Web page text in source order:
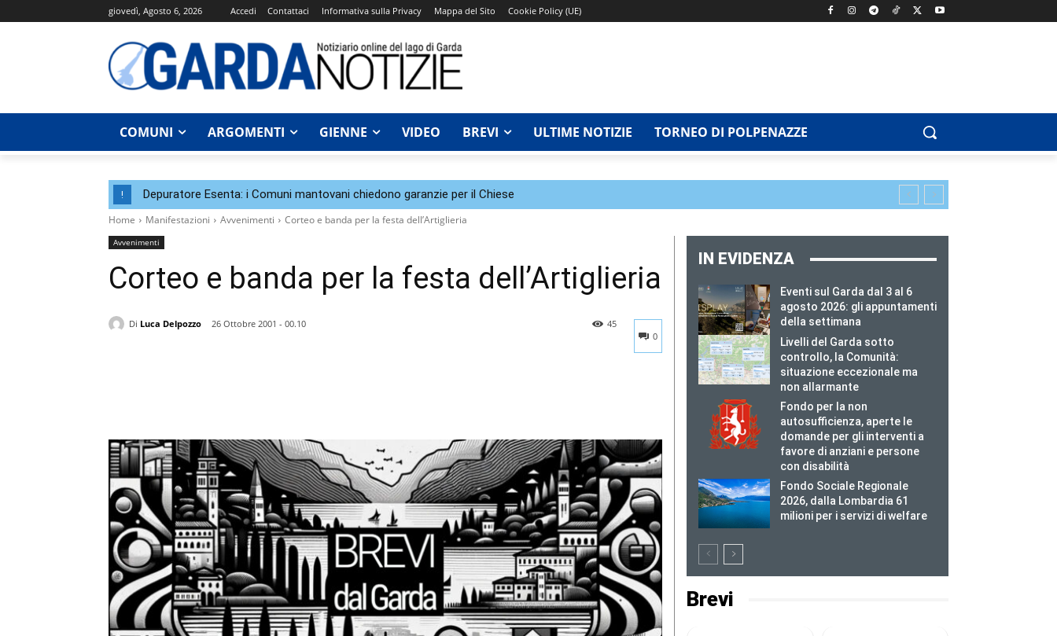
giovedì, Agosto 6, 2026 Accedi Contattaci Informativa sulla Privacy Mappa del Sito Cookie Policy (UE)
COMUNI ARGOMENTI GIENNE VIDEO BREVI ULTIME NOTIZIE TORNEO DI POLPENAZZE
! Depuratore Esenta: i Comuni mantovani chiedono garanzie per il Chiese
Home Manifestazioni Avvenimenti Corteo e banda per la festa dell’Artiglieria
Avvenimenti
Corteo e banda per la festa dell’Artiglieria
Di Luca Delpozzo
26 Ottobre 2001 - 00.10
0
45
IN EVIDENZA
Eventi sul Garda dal 3 al 6
agosto 2026: gli appuntamenti
della settimana
Livelli del Garda sotto
controllo, la Comunità:
situazione eccezionale ma
non allarmante
Fondo per la non
autosufficienza, aperte le
domande per gli interventi a
favore di anziani e persone
con disabilità
Fondo Sociale Regionale
2026, dalla Lombardia 61
milioni per i servizi di welfare
Brevi